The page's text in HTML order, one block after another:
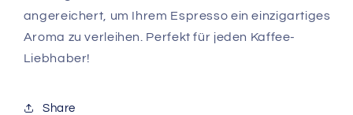
angereichert, um Ihrem Espresso ein einzigartiges
Aroma zu verleihen. Perfekt für jeden Kaffee-
Liebhaber!
Share